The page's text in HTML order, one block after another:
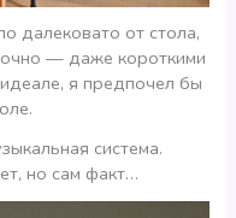
далековато от стола,
— даже короткими
я предпочел бы
система.
но сам факт…